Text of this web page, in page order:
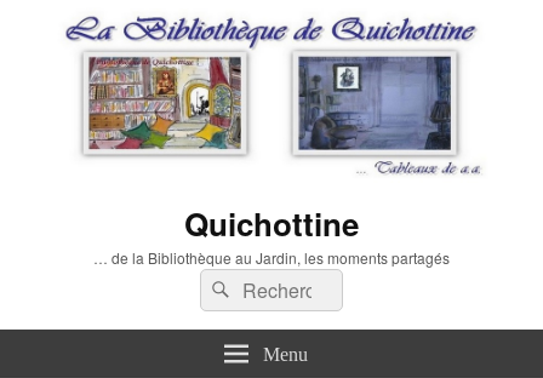
Quichottine
… de la Bibliothèque au Jardin, les moments partagés
Recherche :
Rechercher
Menu